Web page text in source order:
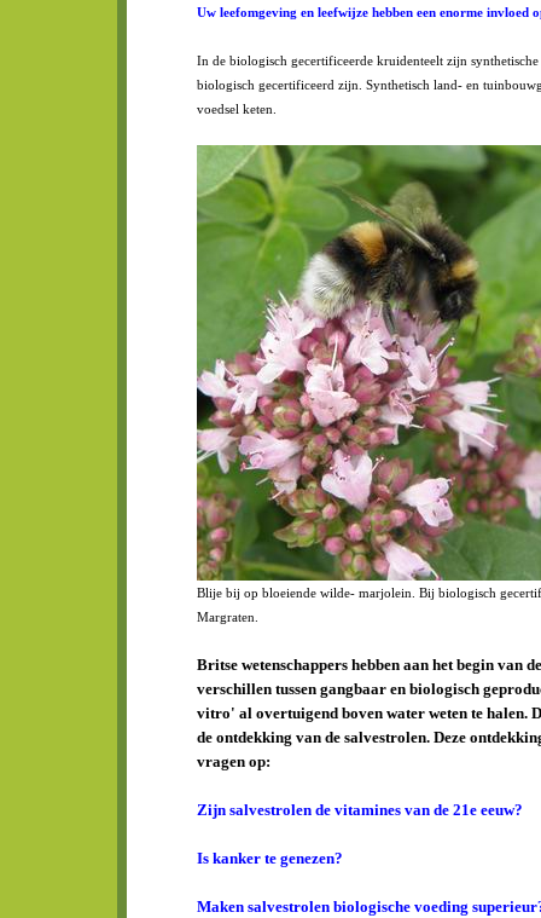
Uw leefomgeving en leefwijze hebben een enorme invloed
In de biologisch gecertificeerde kruidenteelt zijn
biologisch gecertificeerd zijn. Synthetisch land- en
voedsel keten.
Blije bij op bloeiende wilde- marjolein. Bij biologisch
Margraten.
Britse wetenschappers hebben aan het begin van
verschillen tussen gangbaar en biologisch
vitro' al overtuigend boven water weten te halen.
de ontdekking van de salvestrolen. Deze
vragen op:
Zijn salvestrolen de vitamines van de 21e eeuw?
Is kanker te genezen?
Maken salvestrolen biologische voeding